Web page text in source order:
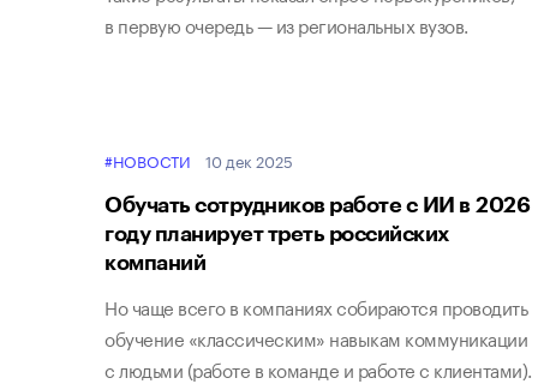
в первую очередь — из региональных вузов.
#НОВОСТИ 10 дек 2025
Обучать сотрудников работе с ИИ в 2026
году планирует треть российских
компаний
Но чаще всего в компаниях собираются проводить
обучение «классическим» навыкам коммуникации
с людьми (работе в команде и работе с клиентами).